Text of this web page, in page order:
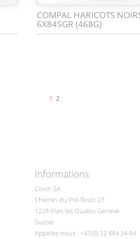
COMPAL HARICOTS
6X845GR (468G)
1 2
Informations
Covin SA
Chemin du Pré-fleuri 27
1228 Plan les Ouates Geneve
Suisse
Appelez-nous : +41(0) 22 884 34 84